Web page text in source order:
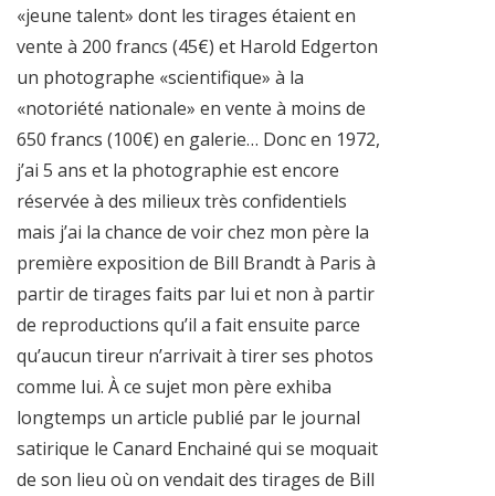
«jeune talent» dont les tirages étaient en
vente à 200 francs (45€) et Harold Edgerton
un photographe «scientifique» à la
«notoriété nationale» en vente à moins de
650 francs (100€) en galerie… Donc en 1972,
j’ai 5 ans et la photographie est encore
réservée à des milieux très confidentiels
mais j’ai la chance de voir chez mon père la
première exposition de Bill Brandt à Paris à
partir de tirages faits par lui et non à partir
de reproductions qu’il a fait ensuite parce
qu’aucun tireur n’arrivait à tirer ses photos
comme lui. À ce sujet mon père exhiba
longtemps un article publié par le journal
satirique le Canard Enchainé qui se moquait
de son lieu où on vendait des tirages de Bill